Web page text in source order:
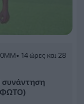
• 14 ώρες και 28
συνάντηση